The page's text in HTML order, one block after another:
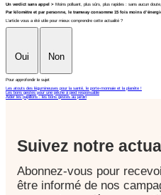
Un verdict sans appel > Moins polluant, plus sûrs, plus rapides : sans aucun
Par kilomètre et par personne, le tramway consomme 15 fois moins
L'article vous a été utile pour mieux comprendre cette actualité ?
Oui Non
Pour approfondir le sujet
Les atouts des légumineuses pour la santé, le porte-monnaie et la planète !
Les bons gestes pour une pêche à pied responsable
Aider les papillons : les bons gestes au jardin
Suivez notre
Abonnez-vous pour
être informé de nos